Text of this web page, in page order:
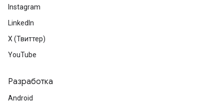
Instagram
LinkedIn
X (Твиттер)
YouTube
Разработка
Android